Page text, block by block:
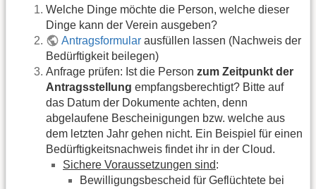
Welche Dinge möchte die Person, welche dieser
Dinge kann der Verein ausgeben?
Antragsformular ausfüllen lassen (Nachweis der
Bedürftigkeit beilegen)
Anfrage prüfen: Ist die Person zum Zeitpunkt der
Antragsstellung empfangsberechtigt? Bitte auf
das Datum der Dokumente achten, denn
abgelaufene Bescheinigungen bzw. welche aus
dem letzten Jahr gehen nicht. Ein Beispiel für einen
Bedürftigkeitsnachweis findet ihr in der Cloud.
Sichere Voraussetzungen sind:
Bewilligungsbescheid für Geflüchtete bei